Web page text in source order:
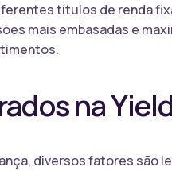
títulos de renda
mais embasadas e
na
diversos fatores são